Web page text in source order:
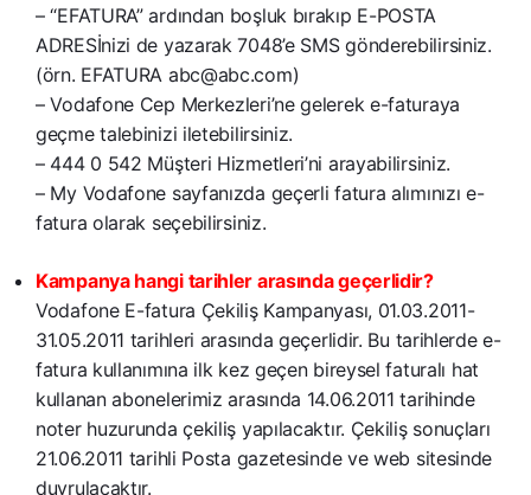
– “EFATURA” ardından boşluk bırakıp E-POSTA
ADRESİnizi de yazarak 7048’e SMS gönderebilirsiniz.
(örn. EFATURA abc@abc.com)
– Vodafone Cep Merkezleri’ne gelerek e-faturaya
geçme talebinizi iletebilirsiniz.
– 444 0 542 Müşteri Hizmetleri’ni arayabilirsiniz.
– My Vodafone sayfanızda geçerli fatura alımınızı e-
fatura olarak seçebilirsiniz.
Kampanya hangi tarihler arasında geçerlidir?
Vodafone E-fatura Çekiliş Kampanyası, 01.03.2011-
31.05.2011 tarihleri arasında geçerlidir. Bu tarihlerde e-
fatura kullanımına ilk kez geçen bireysel faturalı hat
kullanan abonelerimiz arasında 14.06.2011 tarihinde
noter huzurunda çekiliş yapılacaktır. Çekiliş sonuçları
21.06.2011 tarihli Posta gazetesinde ve web sitesinde
duyrulacaktır.